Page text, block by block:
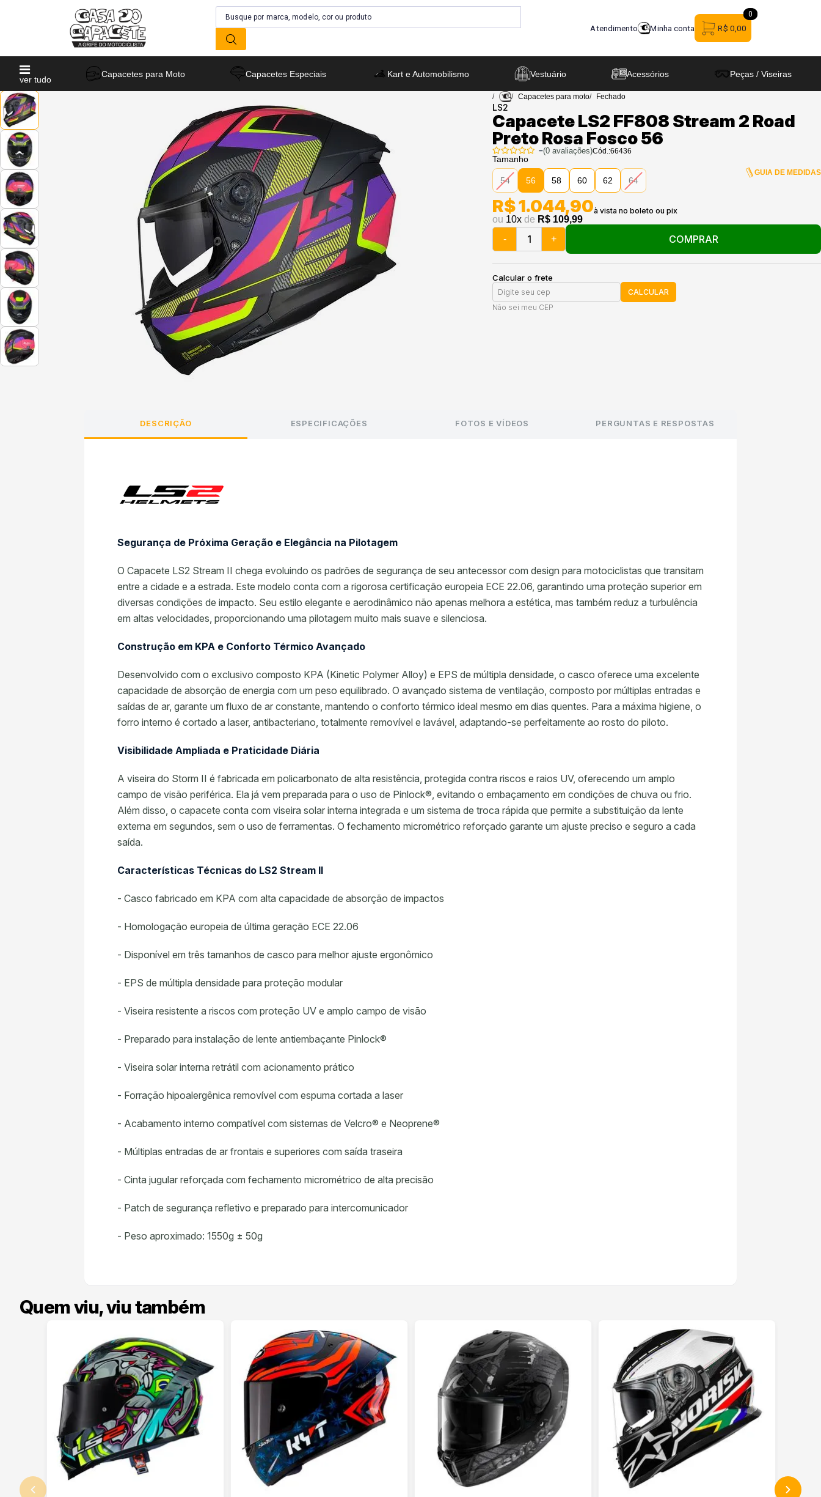
Atendimento Minha conta
0
0
R$ 0,00
ver tudo
Capacetes para Moto Capacetes Especiais Kart e Automobilismo Vestuário Acessórios Peças / Viseiras
Capacetes para moto Fechado
LS2
Capacete LS2 FF808 Stream 2 Road
Preto Rosa Fosco 56
–(0avaliações)Cód.:66436
Tamanho
54 56 58 60 62 64
GUIA DE MEDIDAS
ou 10x de R$ 109,99
R$ 1.044,90
- + COMPRAR
Calcular o frete
CALCULAR
Não sei meu CEP
DESCRIÇÃO ESPECIFICAÇÕES FOTOS E VÍDEOS PERGUNTAS E RESPOSTAS
Segurança de Próxima Geração e Elegância na Pilotagem
O Capacete LS2 Stream II chega evoluindo os padrões de segurança de seu antecessor com design para motociclistas que transitam
entre a cidade e a estrada. Este modelo conta com a rigorosa certificação europeia ECE 22.06, garantindo uma proteção superior em
diversas condições de impacto. Seu estilo elegante e aerodinâmico não apenas melhora a estética, mas também reduz a turbulência
em altas velocidades, proporcionando uma pilotagem muito mais suave e silenciosa.
Construção em KPA e Conforto Térmico Avançado
Desenvolvido com o exclusivo composto KPA (Kinetic Polymer Alloy) e EPS de múltipla densidade, o casco oferece uma excelente
capacidade de absorção de energia com um peso equilibrado. O avançado sistema de ventilação, composto por múltiplas entradas e
saídas de ar, garante um fluxo de ar constante, mantendo o conforto térmico ideal mesmo em dias quentes. Para a máxima higiene, o
forro interno é cortado a laser, antibacteriano, totalmente removível e lavável, adaptando-se perfeitamente ao rosto do piloto.
Visibilidade Ampliada e Praticidade Diária
A viseira do Storm II é fabricada em policarbonato de alta resistência, protegida contra riscos e raios UV, oferecendo um amplo
campo de visão periférica. Ela já vem preparada para o uso de Pinlock®, evitando o embaçamento em condições de chuva ou frio.
Além disso, o capacete conta com viseira solar interna integrada e um sistema de troca rápida que permite a substituição da lente
externa em segundos, sem o uso de ferramentas. O fechamento micrométrico reforçado garante um ajuste preciso e seguro a cada
saída.
Características Técnicas do LS2 Stream II
- Casco fabricado em KPA com alta capacidade de absorção de impactos
- Homologação europeia de última geração ECE 22.06
- Disponível em três tamanhos de casco para melhor ajuste ergonômico
- EPS de múltipla densidade para proteção modular
- Viseira resistente a riscos com proteção UV e amplo campo de visão
- Preparado para instalação de lente antiembaçante Pinlock®
- Viseira solar interna retrátil com acionamento prático
- Forração hipoalergênica removível com espuma cortada a laser
- Acabamento interno compatível com sistemas de Velcro® e Neoprene®
- Múltiplas entradas de ar frontais e superiores com saída traseira
- Cinta jugular reforçada com fechamento micrométrico de alta precisão
- Patch de segurança refletivo e preparado para intercomunicador
- Peso aproximado: 1550g ± 50g
Quem viu, viu também